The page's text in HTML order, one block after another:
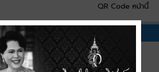
QR Code หน้านี้
ๆ
าท้องถิ่น (พ.ศ.2566-2570) แก้ไขครั้งที่
เทศบาลเมืองบ้านเป็ด